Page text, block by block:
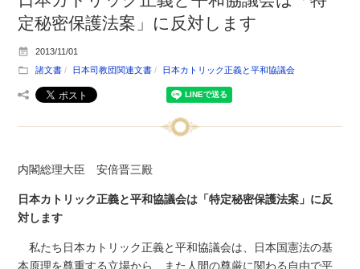
定秘密保護法案」に反対します
2013/11/01
諸文書
日本司教団関連文書 日本カトリック正義と平和協議会
内閣総理大臣 安倍晋三殿
日本カトリック正義と平和協議会は「特定秘密保護法案」に反
対します
私たち日本カトリック正義と平和協議会は、日本国憲法の基
本原理を尊重する立場から、また人間の尊厳に関わる自由で平